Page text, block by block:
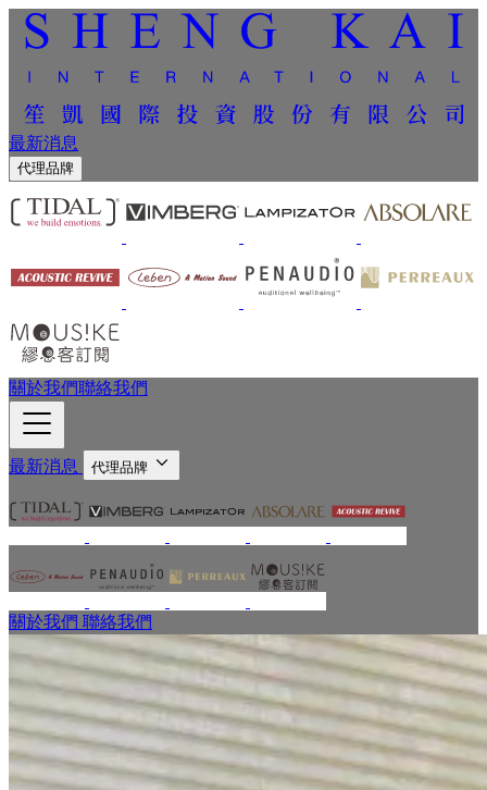
最新消息
代理品牌
關於我們聯絡我們
最新消息 代理品牌
關於我們 聯絡我們